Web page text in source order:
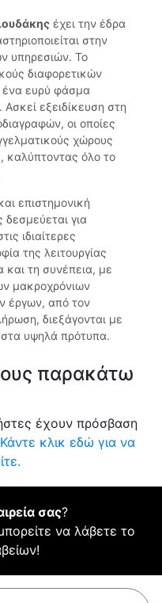
έχει την έδρα
στην
υπηρεσιών. Το
διαφορετικών
ένα ευρύ φάσμα
εξειδίκευση στη
οι οποίες
χώρους
καλύπτοντας όλο το
επιστημονική
για
ιδιαίτερες
της λειτουργίας
και τη συνέπεια, με
μακροχρόνιων
έργων, από τον
διεξάγονται με
υψηλά πρότυπα.
παρακάτω
έχουν πρόσβαση
Κάντε κλικ εδώ για να
σας?
να λάβετε το